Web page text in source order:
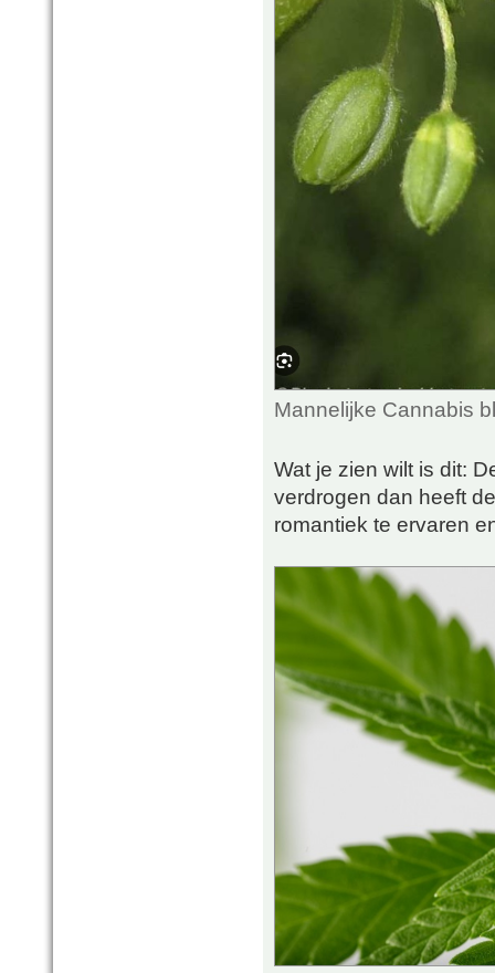
Mannelijke Cannabis
Wat je zien wilt is dit:
verdrogen dan heeft
romantiek te ervaren